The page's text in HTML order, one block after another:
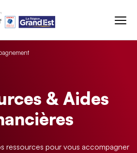
& Aides
ressources pour vous accompagner